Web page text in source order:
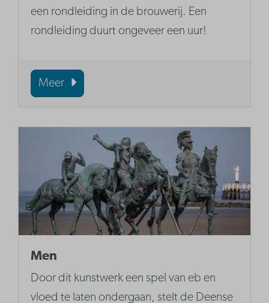
een rondleiding in de brouwerij. Een
rondleiding duurt ongeveer een uur!
Meer
Men
Door dit kunstwerk een spel van eb en
vloed te laten ondergaan, stelt de Deense